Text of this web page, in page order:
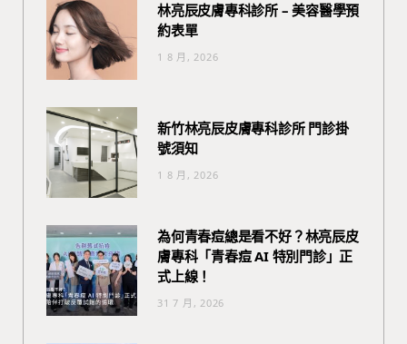
林亮辰皮膚專科診所 – 美容醫學預
約表單
1 8 月, 2026
新竹林亮辰皮膚專科診所 門診掛
號須知
1 8 月, 2026
為何青春痘總是看不好？林亮辰皮
膚專科「青春痘 AI 特別門診」正
式上線！
31 7 月, 2026